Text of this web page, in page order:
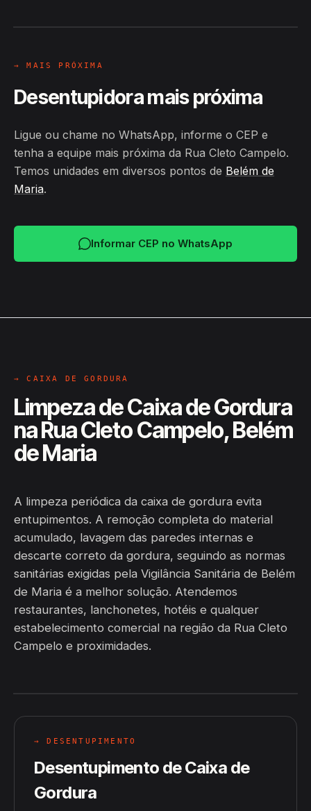
→ MAIS PRÓXIMA
Desentupidora mais próxima
Ligue ou chame no WhatsApp, informe o CEP e
tenha a equipe mais próxima da Rua Cleto Campelo.
Temos unidades em diversos pontos de Belém de
Maria.
Informar CEP no WhatsApp
→ CAIXA DE GORDURA
Limpeza de Caixa de Gordura
na Rua Cleto Campelo, Belém
de Maria
A limpeza periódica da caixa de gordura evita
entupimentos. A remoção completa do material
acumulado, lavagem das paredes internas e
descarte correto da gordura, seguindo as normas
sanitárias exigidas pela Vigilância Sanitária de Belém
de Maria é a melhor solução. Atendemos
restaurantes, lanchonetes, hotéis e qualquer
estabelecimento comercial na região da Rua Cleto
Campelo e proximidades.
→ DESENTUPIMENTO
Desentupimento de Caixa de
Gordura